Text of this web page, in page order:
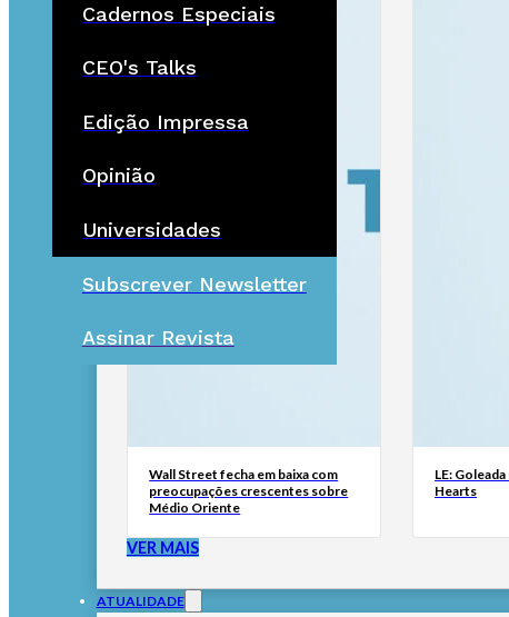
Cadernos Especiais
CEO's Talks
Edição Impressa
Opinião
Universidades
Subscrever Newsletter
Assinar Revista
Wall Street fecha em baixa com
preocupações crescentes sobre
Médio Oriente
LE:
Hearts
VER MAIS
ATUALIDADE